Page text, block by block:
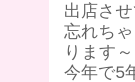
出店さ
忘れち
ります～
今年で5